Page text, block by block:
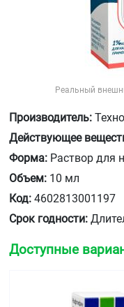
Реальный
Производитель:
Действующее
Форма: Раствор для
Объем: 10 мл
Код: 4602813001197
Срок годности:
Доступные